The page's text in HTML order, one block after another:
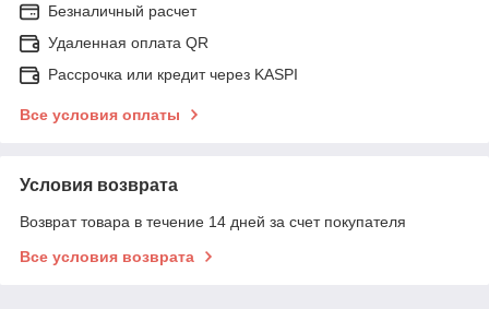
Безналичный расчет
Удаленная оплата QR
Рассрочка или кредит через KASPI
Все условия оплаты
Условия возврата
Возврат товара в течение 14 дней за счет покупателя
Все условия возврата